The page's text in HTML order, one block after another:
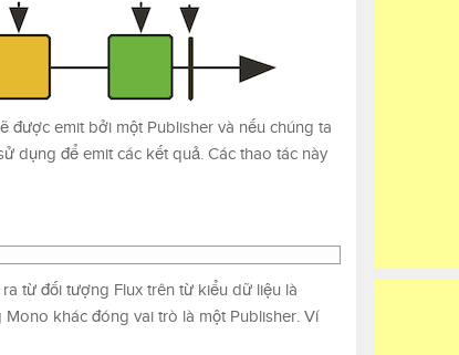
được emit bởi một Publisher và nếu chúng ta
dụng để emit các kết quả. Các thao tác này
từ đối tượng Flux trên từ kiểu dữ liệu là
khác đóng vai trò là một Publisher. Ví